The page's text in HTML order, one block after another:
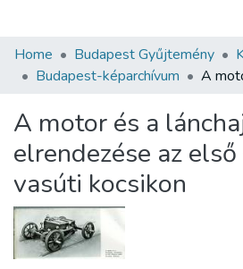
Communities & Collections
Statistics
About us
Home Budapest Gyűjtemény
Budapest-képarchívum
A motor és a
elrendezése az
vasúti kocsikon